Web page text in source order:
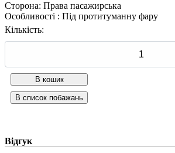
Сторона: Права пасажирська
Особливості : Під протитуманну фару
Кількість:
Відгук